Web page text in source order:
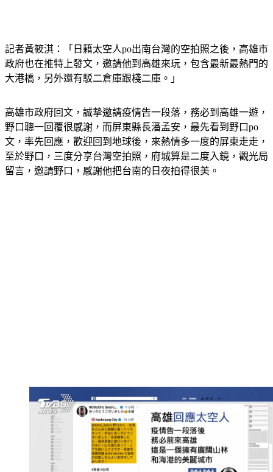
記者黃筱淇：「日籍太空人po出南台灣的空拍照之後，高雄市
政府也在推特上發文，邀請他到高雄來玩，包含最新最熱門的
大港橋，另外還有駁二倉庫跟棧二庫。」
高雄市政府回文，誠摯邀請疫情告一段落，務必到高雄一遊，
野口聰一回覆很感謝，而屏東縣長潘孟安，最先看到野口po
文，率先回應，歡迎回到地球後，來熱情多一度的屏東走走，
至於野口，三度分享台灣空拍照，府城算是二度入鏡，觀光局
留言，邀請野口，感謝他把台南的日夜拍得很美。